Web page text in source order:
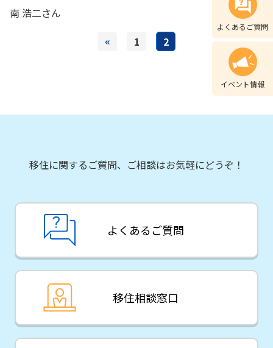
南 浩二さん
« 1 2
よくあるご質問
イベント情報
移住に関するご質問、ご相談はお気軽にどうぞ！
よくあるご質問
移住相談窓口